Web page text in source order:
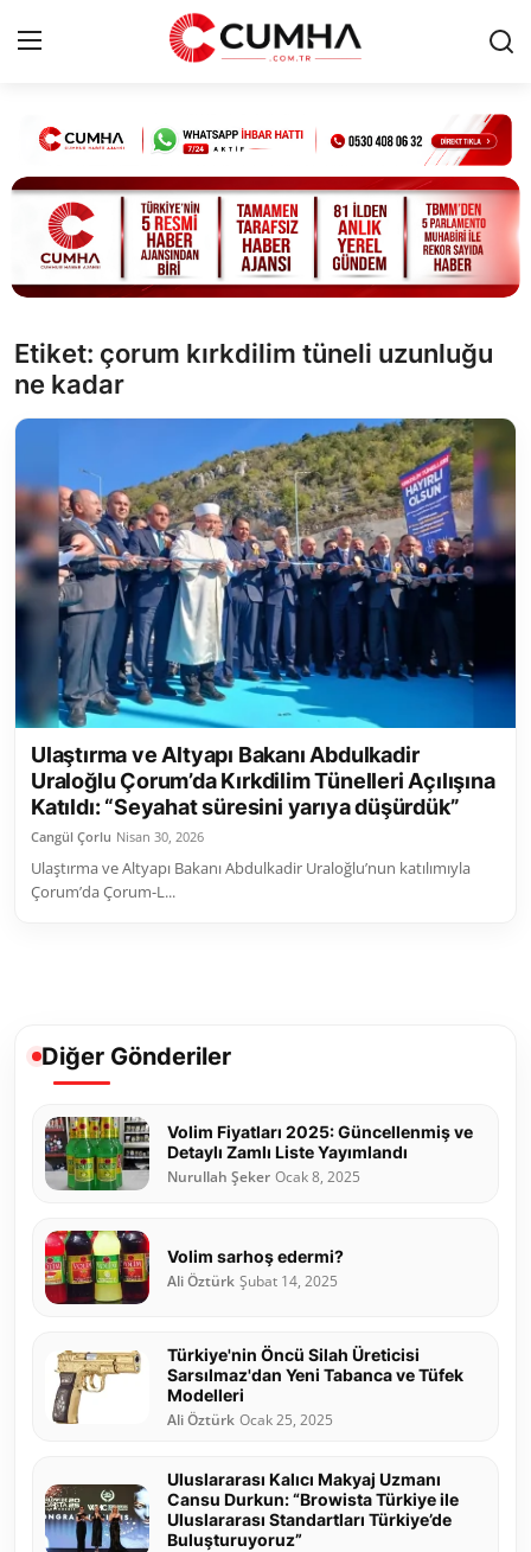
Kurumsal
Cumhurbaşkanlığı
Bakanlıklar
Siyasi Partiler
Mülki İdare
Toplum ve Yaşam
Sivil Toplum Kuruluşları
Kamu Kurumları ve Üst Kurullar
Resmi Reklamlar
Etiket: çorum kırkdilim tüneli uzunluğu
ne kadar
Ulaştırma ve Altyapı Bakanı Abdulkadir
Uraloğlu Çorum’da Kırkdilim Tünelleri Açılışına
Katıldı: “Seyahat süresini yarıya düşürdük”
Cangül Çorlu Nisan 30, 2026
Ulaştırma ve Altyapı Bakanı Abdulkadir Uraloğlu’nun katılımıyla
Çorum’da Çorum-L...
Diğer Gönderiler
Volim Fiyatları 2025: Güncellenmiş ve
Detaylı Zamlı Liste Yayımlandı
Nurullah Şeker Ocak 8, 2025
Volim sarhoş edermi?
Ali Öztürk Şubat 14, 2025
Türkiye'nin Öncü Silah Üreticisi
Sarsılmaz'dan Yeni Tabanca ve Tüfek
Modelleri
Ali Öztürk Ocak 25, 2025
Uluslararası Kalıcı Makyaj Uzmanı
Cansu Durkun: “Browista Türkiye ile
Uluslararası Standartları Türkiye’de
Buluşturuyoruz”